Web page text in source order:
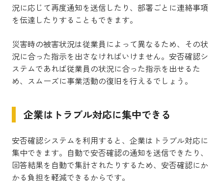
況に応じて再度通知を送信したり、部署ごとに連絡事項
を伝達したりすることもできます。
災害時の被害状況は従業員によって異なるため、その状
況に合った指示を出さなければいけません。安否確認シ
ステムであれば従業員の状況に合った指示を出せるた
め、スムーズに事業活動の復旧を行えるでしょう。
企業はトラブル対応に集中できる
安否確認システムを利用すると、企業はトラブル対応に
集中できます。自動で安否確認の通知を送信できたり、
回答結果を自動で集計されたりするため、安否確認にか
かる負担を軽減できるからです。